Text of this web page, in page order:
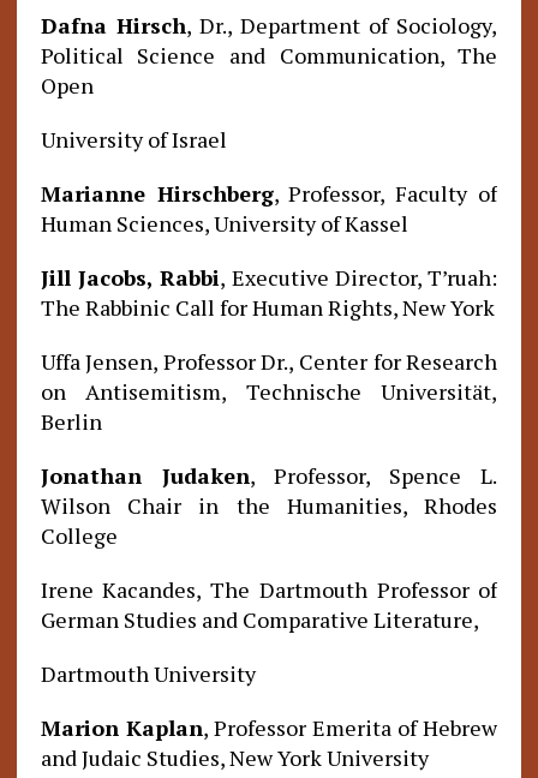
Dafna Hirsch, Dr., Department of Sociology,
Political Science and Communication, The
Open
University of Israel
Marianne Hirschberg, Professor, Faculty of
Human Sciences, University of Kassel
Jill Jacobs, Rabbi, Executive Director, T’ruah:
The Rabbinic Call for Human Rights, New York
Uffa Jensen, Professor Dr., Center for Research
on Antisemitism, Technische Universität,
Berlin
Jonathan Judaken, Professor, Spence L.
Wilson Chair in the Humanities, Rhodes
College
Irene Kacandes, The Dartmouth Professor of
German Studies and Comparative Literature,
Dartmouth University
Marion Kaplan, Professor Emerita of Hebrew
and Judaic Studies, New York University